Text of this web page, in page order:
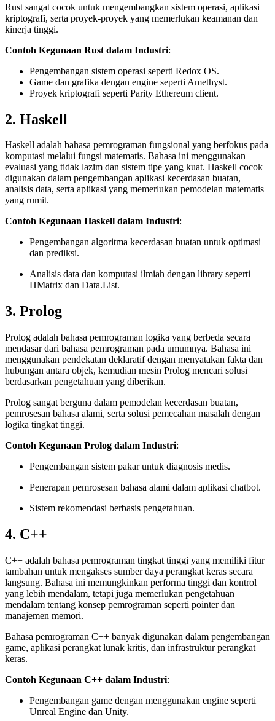
Rust sangat cocok untuk mengembangkan sistem operasi, aplikasi
kriptografi, serta proyek-proyek yang memerlukan keamanan dan
kinerja tinggi.
Contoh Kegunaan Rust dalam Industri:
Pengembangan sistem operasi seperti Redox OS.
Game dan grafika dengan engine seperti Amethyst.
Proyek kriptografi seperti Parity Ethereum client.
2. Haskell
Haskell adalah bahasa pemrograman fungsional yang berfokus pada
komputasi melalui fungsi matematis. Bahasa ini menggunakan
evaluasi yang tidak lazim dan sistem tipe yang kuat. Haskell cocok
digunakan dalam pengembangan aplikasi kecerdasan buatan,
analisis data, serta aplikasi yang memerlukan pemodelan matematis
yang rumit.
Contoh Kegunaan Haskell dalam Industri:
Pengembangan algoritma kecerdasan buatan untuk optimasi
dan prediksi.
Analisis data dan komputasi ilmiah dengan library seperti
HMatrix dan Data.List.
3. Prolog
Prolog adalah bahasa pemrograman logika yang berbeda secara
mendasar dari bahasa pemrograman pada umumnya. Bahasa ini
menggunakan pendekatan deklaratif dengan menyatakan fakta dan
hubungan antara objek, kemudian mesin Prolog mencari solusi
berdasarkan pengetahuan yang diberikan.
Prolog sangat berguna dalam pemodelan kecerdasan buatan,
pemrosesan bahasa alami, serta solusi pemecahan masalah dengan
logika tingkat tinggi.
Contoh Kegunaan Prolog dalam Industri:
Pengembangan sistem pakar untuk diagnosis medis.
Penerapan pemrosesan bahasa alami dalam aplikasi chatbot.
Sistem rekomendasi berbasis pengetahuan.
4. C++
C++ adalah bahasa pemrograman tingkat tinggi yang memiliki fitur
tambahan untuk mengakses sumber daya perangkat keras secara
langsung. Bahasa ini memungkinkan performa tinggi dan kontrol
yang lebih mendalam, tetapi juga memerlukan pengetahuan
mendalam tentang konsep pemrograman seperti pointer dan
manajemen memori.
Bahasa pemrograman C++ banyak digunakan dalam pengembangan
game, aplikasi perangkat lunak kritis, dan infrastruktur perangkat
keras.
Contoh Kegunaan C++ dalam Industri:
Pengembangan game dengan menggunakan engine seperti
Unreal Engine dan Unity.